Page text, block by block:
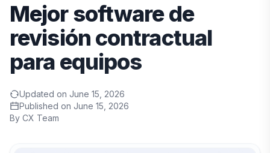
Mejor software de
revisión contractual
para equipos
Updated on June 15, 2026
Published on June 15, 2026
By CX Team